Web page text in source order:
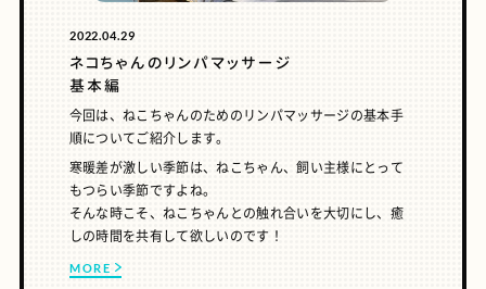
2022.04.29
ネコちゃんのリンパマッサージ
基本編
今回は、ねこちゃんのためのリンパマッサージの基本手
順についてご紹介します。
寒暖差が激しい季節は、ねこちゃん、飼い主様にとって
もつらい季節ですよね。
そんな時こそ、ねこちゃんとの触れ合いを大切にし、癒
しの時間を共有して欲しいのです！
MORE